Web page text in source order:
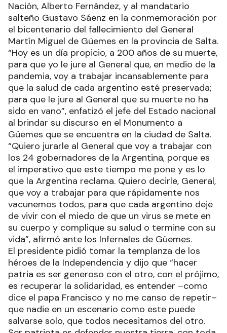
Nación, Alberto Fernández, y al mandatario
salteño Gustavo Sáenz en la conmemoración por
el bicentenario del fallecimiento del General
Martín Miguel de Güemes en la provincia de Salta.
“Hoy es un día propicio, a 200 años de su muerte,
para que yo le jure al General que, en medio de la
pandemia, voy a trabajar incansablemente para
que la salud de cada argentino esté preservada;
para que le jure al General que su muerte no ha
sido en vano”, enfatizó el jefe del Estado nacional
al brindar su discurso en el Monumento a
Güemes que se encuentra en la ciudad de Salta.
“Quiero jurarle al General que voy a trabajar con
los 24 gobernadores de la Argentina, porque es
el imperativo que este tiempo me pone y es lo
que la Argentina reclama. Quiero decirle, General,
que voy a trabajar para que rápidamente nos
vacunemos todos, para que cada argentino deje
de vivir con el miedo de que un virus se mete en
su cuerpo y complique su salud o termine con su
vida”, afirmó ante los Infernales de Güemes.
El presidente pidió tomar la templanza de los
héroes de la Independencia y dijo que “hacer
patria es ser generoso con el otro, con el prójimo,
es recuperar la solidaridad, es entender –como
dice el papa Francisco y no me canso de repetir–
que nadie en un escenario como este puede
salvarse solo, que todos necesitamos del otro.